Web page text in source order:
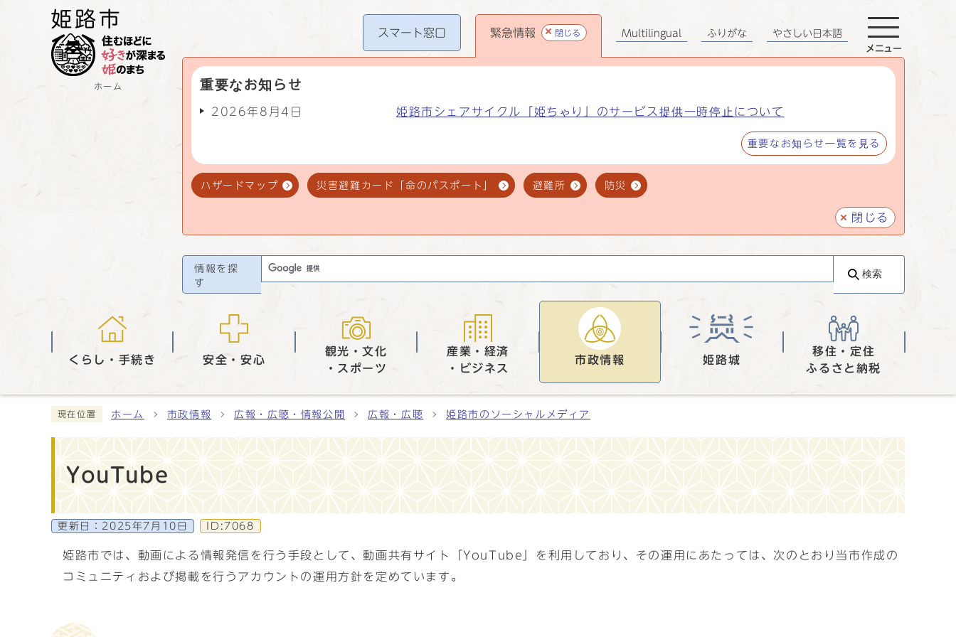
ホーム
スマート窓口 緊急情報 閉じる
重要なお知らせ
2026年8月4日 姫路市シェアサイクル「姫ちゃり」のサービス提供一時停止について
重要なお知らせ一覧を見る
ハザードマップ 災害避難カード「命のパスポート」 避難所 防災
閉じる
Multilingual ふりがな やさしい日本語
メニュー
情報を探
す
検索
くらし・手続き 安全・安心
観光・文化
・スポーツ
産業・経済
・ビジネス
市政情報 姫路城
移住・定住
ふるさと納税
現在位置 ホーム 市政情報 広報・広聴・情報公開 広報・広聴 姫路市のソーシャルメディア
YouTube
更新日： 2025年7月10日 ID:7068
姫路市では、動画による情報発信を行う手段として、動画共有サイト「YouTube」を利用しており、その運用にあたっては、次のとおり当市作成の
コミュニティおよび掲載を行うアカウントの運用方針を定めています。